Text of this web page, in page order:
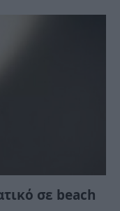
σε beach